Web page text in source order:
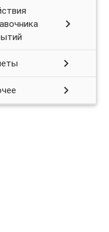
chevron_right
chevron_right
chevron_right